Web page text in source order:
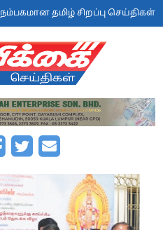
நம்பகமான தமிழ் சிறப்பு செய்திகள்